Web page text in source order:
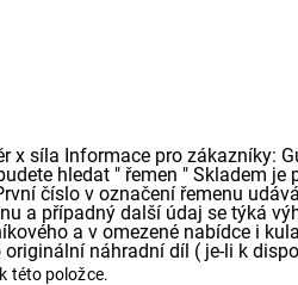
x síla Informace pro zákazníky:
hledat " řemen " Skladem
číslo v označení řemenu
a případný další údaj se týká
a v omezené nabídce i
náhradní díl ( je-li k
této položce.